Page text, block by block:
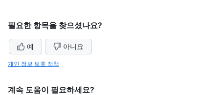
필요한 항목을 찾으셨나요?
예 아니요
개인 정보 보호 정책
계속 도움이 필요하세요?